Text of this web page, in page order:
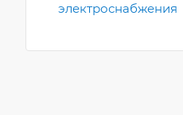
электроснабжения